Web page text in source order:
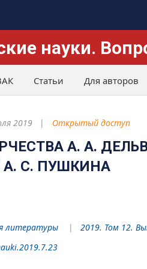
науки.
Статьи Для авторов
2019 Открытый доступ
А. А.
С. ПУШКИНА
литературы
2019. Том 12.